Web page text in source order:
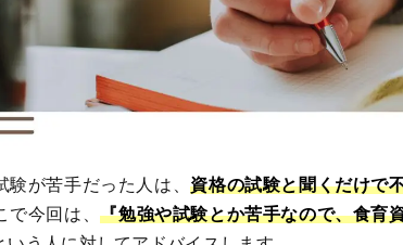
験が苦手だった人は、資格の試験と聞くだけで
で今回は、『勉強や試験とか苦手なので、食育